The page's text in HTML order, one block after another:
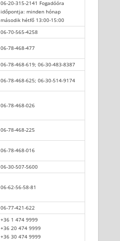
06-20-315-2141 Fogadóóra
időpontja: minden hónap
második hétfő 13:00-15:00
06-70-565-4258
06-78-468-477
06-78-468-619; 06-30-483-8387
06-78-468-625; 06-30-514-9174
06-78-468-026
06-78-468-225
06-78-468-016
06-30-507-5600
06-62-56-58-81
06-77-421-622
+36 1 474 9999
+36 20 474 9999
+36 30 474 9999